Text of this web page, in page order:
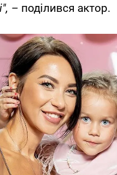
– поділився актор.